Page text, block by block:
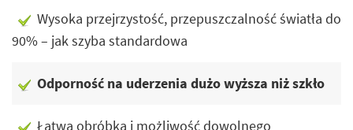
Wysoka przejrzystość, przepuszczalność światła do
90% – jak szyba standardowa
Odporność na uderzenia dużo wyższa niż szkło
Łatwa obróbka i możliwość dowolnego